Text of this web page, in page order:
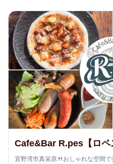
Cafe&Bar R.pes【ロペ
宜野湾市真栄原🍴おしゃれな空間